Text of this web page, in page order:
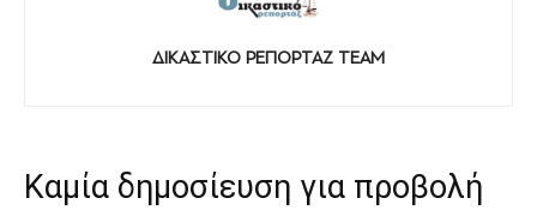
ΔΙΚΑΣΤΙΚΟ ΡΕΠΟΡΤΑΖ TEAM
Καμία δημοσίευση για προβολή